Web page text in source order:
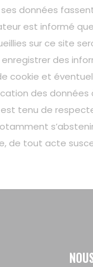
données
est informé
sur ce site
des
cookie et
des
tenu de
de tout acte